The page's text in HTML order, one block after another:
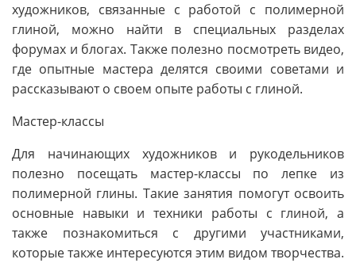
художников, связанные с работой с полимерной
глиной, можно найти в специальных разделах
форумах и блогах. Также полезно посмотреть видео,
где опытные мастера делятся своими советами и
рассказывают о своем опыте работы с глиной.
Мастер-классы
Для начинающих художников и рукодельников
полезно посещать мастер-классы по лепке из
полимерной глины. Такие занятия помогут освоить
основные навыки и техники работы с глиной, а
также познакомиться с другими участниками,
которые также интересуются этим видом творчества.